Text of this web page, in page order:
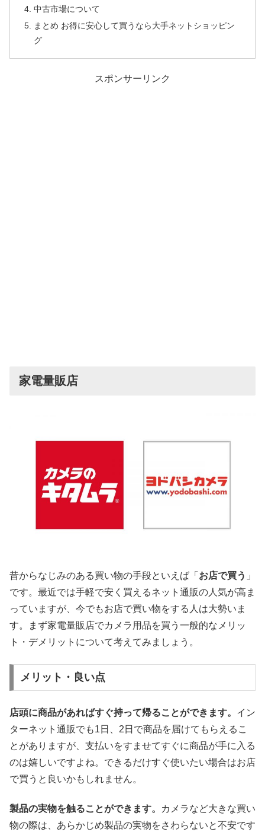
中古市場について
まとめ お得に安心して買うなら大手ネットショッピン
グ
スポンサーリンク
家電量販店
昔からなじみのある買い物の手段といえば「 お店で買う 」
です。最近では手軽で安く買えるネット通販の人気が高ま
っていますが、今でもお店で買い物をする人は大勢いま
す。まず家電量販店でカメラ用品を買う一般的なメリッ
ト・デメリットについて考えてみましょう。
メリット・良い点
店頭に商品があればすぐ持って帰ることができます。 イン
ターネット通販でも1日、2日で商品を届けてもらえるこ
とがありますが、支払いをすませてすぐに商品が手に入る
のは嬉しいですよね。できるだけすぐ使いたい場合はお店
で買うと良いかもしれません。
製品の実物を触ることができます。
カメラなど大きな買い
物の際は、あらかじめ製品の実物をさわらないと不安です